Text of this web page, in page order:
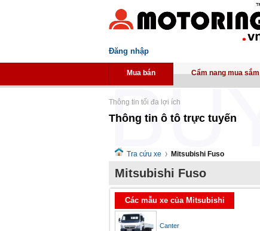
Đăng nhập
Mua bán Cẩm nang mua sắm
Thông tin tối đa lợi ích
Thông tin ô tô trực tuyến
Tra cứu xe Mitsubishi Fuso
Mitsubishi Fuso
Các mẫu xe của Mitsubishi
Canter